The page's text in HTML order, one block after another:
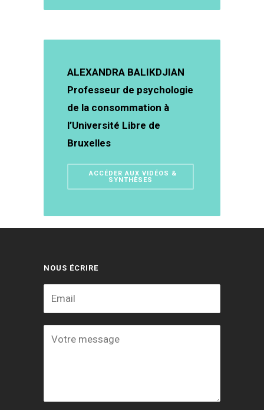
ALEXANDRA BALIKDJIAN
Professeur de psychologie
de la consommation à
l’Université Libre de
Bruxelles
ACCÉDER AUX VIDÉOS &
SYNTHÈSES
NOUS ÉCRIRE